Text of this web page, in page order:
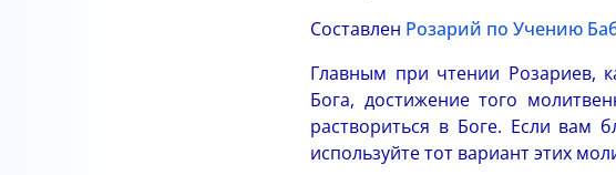
Составлен Розарий по Учению
Главным при чтении Розариев,
Бога, достижение того
раствориться в Боге. Если вам
используйте тот вариант этих